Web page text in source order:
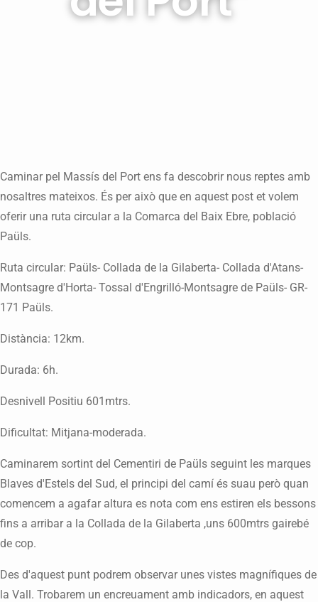
Caminar pel Massís del Port ens fa descobrir nous reptes amb
nosaltres mateixos. És per això que en aquest post et volem
oferir una ruta circular a la Comarca del Baix Ebre, població
Paüls.
Ruta circular: Paüls- Collada de la Gilaberta- Collada d'Atans-
Montsagre d'Horta- Tossal d'Engrilló-Montsagre de Paüls- GR-
171 Paüls.
Distància: 12km.
Durada: 6h.
Desnivell Positiu 601mtrs.
Dificultat: Mitjana-moderada.
Caminarem sortint del Cementiri de Paüls seguint les marques
Blaves d'Estels del Sud, el principi del camí és suau però quan
comencem a agafar altura es nota com ens estiren els bessons
fins a arribar a la Collada de la Gilaberta ,uns 600mtrs gairebé
de cop.
Des d'aquest punt podrem observar unes vistes magnífiques de
la Vall. Trobarem un encreuament amb indicadors, en aquest